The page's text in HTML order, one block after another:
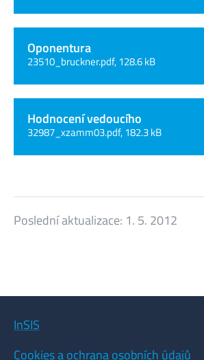
Oponentura
23510_bruckner.pdf, 128.6 kB
Hodnocení vedoucího
32987_xzamm03.pdf, 182.3 kB
Poslední aktualizace: 1. 5. 2012
InSIS
Cookies a ochrana osobních údajů